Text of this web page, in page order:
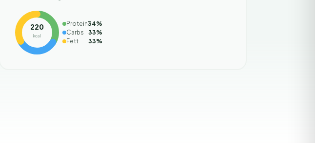
220
kcal
Protein34%
Carbs
33%
Fett
33%